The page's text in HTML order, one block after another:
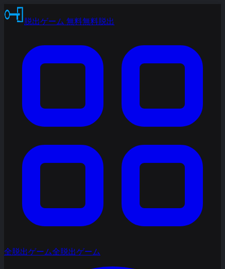
脱出ゲーム 無料無料脱出
全脱出ゲーム全脱出ゲーム